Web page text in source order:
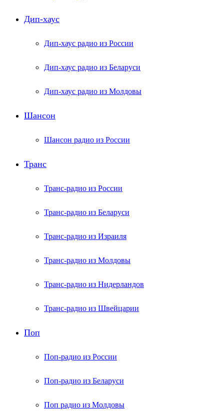
Дип-хаус
Дип-хаус радио из России
Дип-хаус радио из Беларуси
Дип-хаус радио из Молдовы
Шансон
Шансон радио из России
Транс
Транс-радио из России
Транс-радио из Беларуси
Транс-радио из Израиля
Транс-радио из Молдовы
Транс-радио из Нидерландов
Транс-радио из Швейцарии
Поп
Поп-радио из России
Поп-радио из Беларуси
Поп радио из Молдовы